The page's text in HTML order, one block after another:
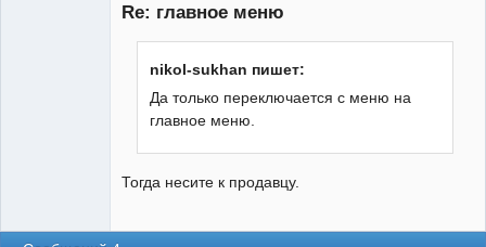
Re: главное меню
nikol-sukhan пишет:
Да только переключается с меню на
главное меню.
Тогда несите к продавцу.